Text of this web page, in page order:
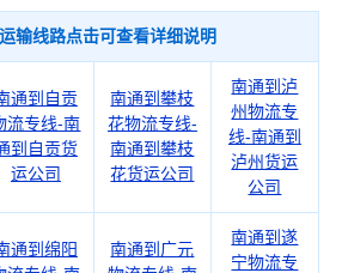
输线路点击可查看详细说明
通到自贡
流专线-南
到自贡货
运公司
南通到攀枝
花物流专线-
南通到攀枝
花货运公司
南通到泸
州物流专
线-南通到
泸州货运
公司
通到绵阳
南通到广元
南通到遂
宁物流专